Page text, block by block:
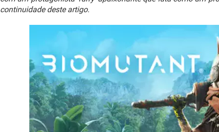
continuidade deste artigo.